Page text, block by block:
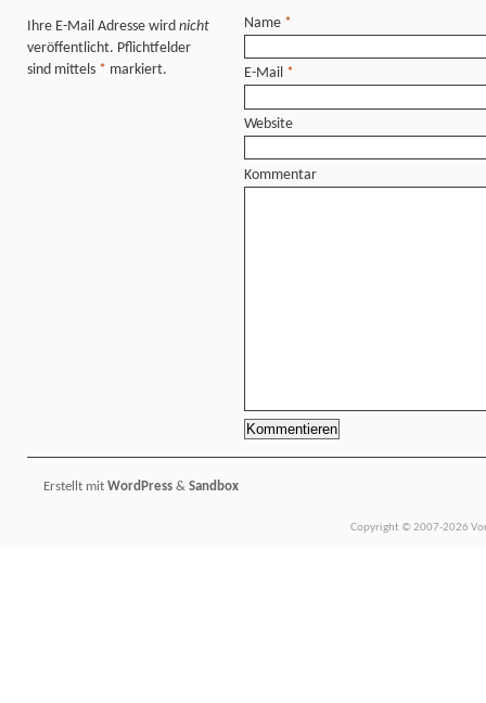
Ihre E-Mail Adresse wird nicht
veröffentlicht. Pflichtfelder
sind mittels * markiert.
Name *
E-Mail *
Website
Kommentar
Erstellt mit WordPress & Sandbox
Copyright © 2007-2026